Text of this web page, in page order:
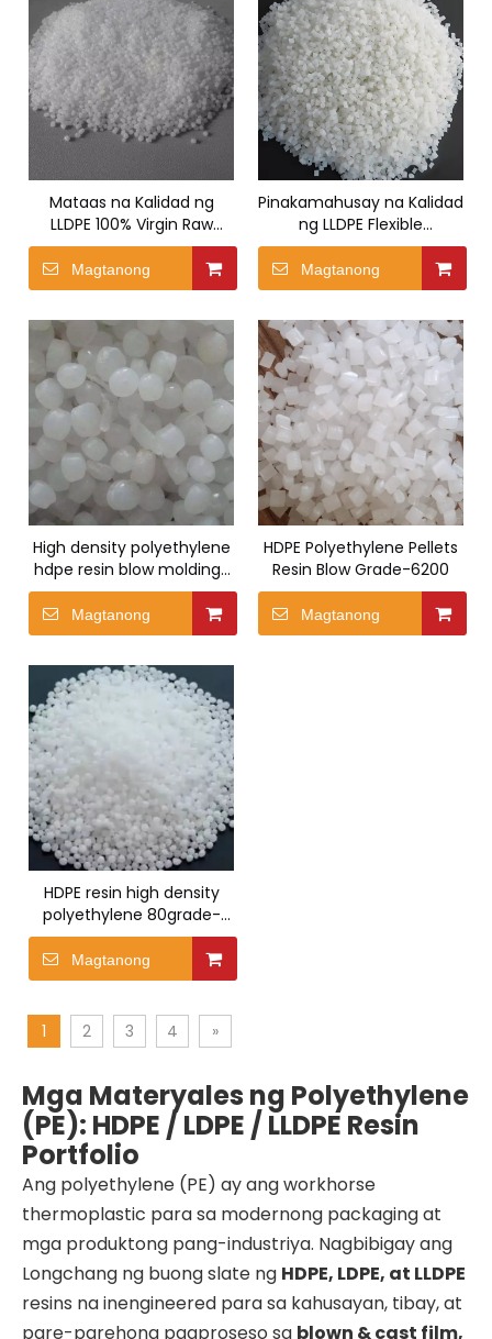
Mataas na Kalidad ng
LLDPE 100% Virgin Raw
Materials Natural Color
Granules-7042H
Magtanong
Pinakamahusay na Kalidad
ng LLDPE Flexible
Packaging Film Lldpe Resin
Virgin-HPR1018HA
Magtanong
High density polyethylene
hdpe resin blow molding-
5420
Magtanong
HDPE Polyethylene Pellets
Resin Blow Grade-6200
Magtanong
HDPE resin high density
polyethylene 80grade-
2480
Magtanong
1 2 3 4 »
Mga Materyales ng Polyethylene
(PE): HDPE / LDPE / LLDPE Resin
Portfolio
Ang polyethylene (PE) ay ang workhorse
thermoplastic para sa modernong packaging at
mga produktong pang-industriya. Nagbibigay ang
Longchang ng buong slate ng HDPE, LDPE, at LLDPE
resins na inengineered para sa kahusayan, tibay, at
pare-parehong pagproseso sa blown & cast film,